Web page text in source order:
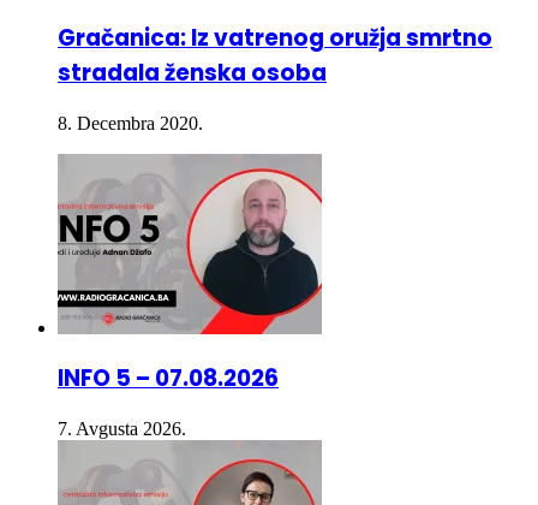
stradala ženska osoba
8. Decembra 2020.
INFO 5 – 07.08.2026
7. Avgusta 2026.